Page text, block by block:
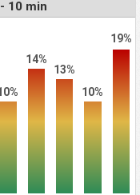
10 min
14%
13%
10%
19%